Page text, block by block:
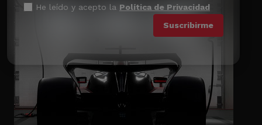
He leído y acepto la Política de Privacidad